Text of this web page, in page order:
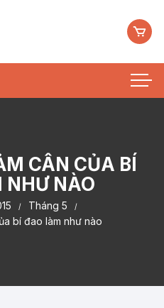
CÂN CỦA BÍ
NÀO
Tháng 5
bí đao làm như nào